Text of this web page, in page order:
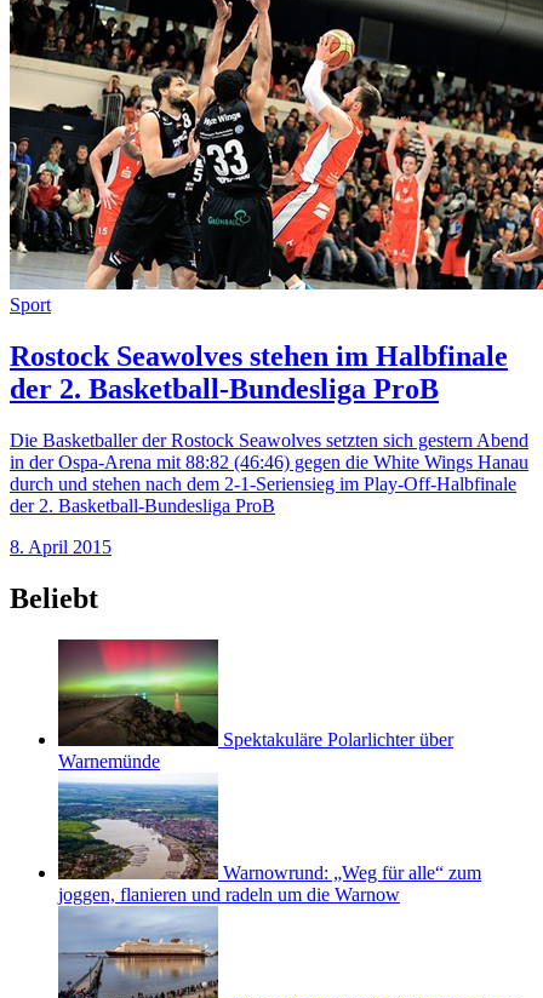
Sport
Rostock Seawolves stehen im Halbfinale
der 2. Basketball-Bundesliga ProB
Die Basketballer der Rostock Seawolves setzten sich gestern Abend
in der Ospa-Arena mit 88:82 (46:46) gegen die White Wings Hanau
durch und stehen nach dem 2-1-Seriensieg im Play-Off-Halbfinale
der 2. Basketball-Bundesliga ProB
8. April 2015
Beliebt
Spektakuläre Polarlichter über
Warnemünde
Warnowrund: „Weg für alle“ zum
joggen, flanieren und radeln um die Warnow